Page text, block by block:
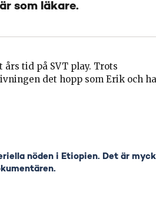
som läkare.
tid på SVT play. Trots
det hopp som Erik och
nöden i Etiopien. Det är